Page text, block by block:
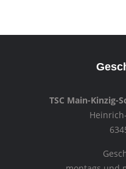
TSC Main-Kinzig-